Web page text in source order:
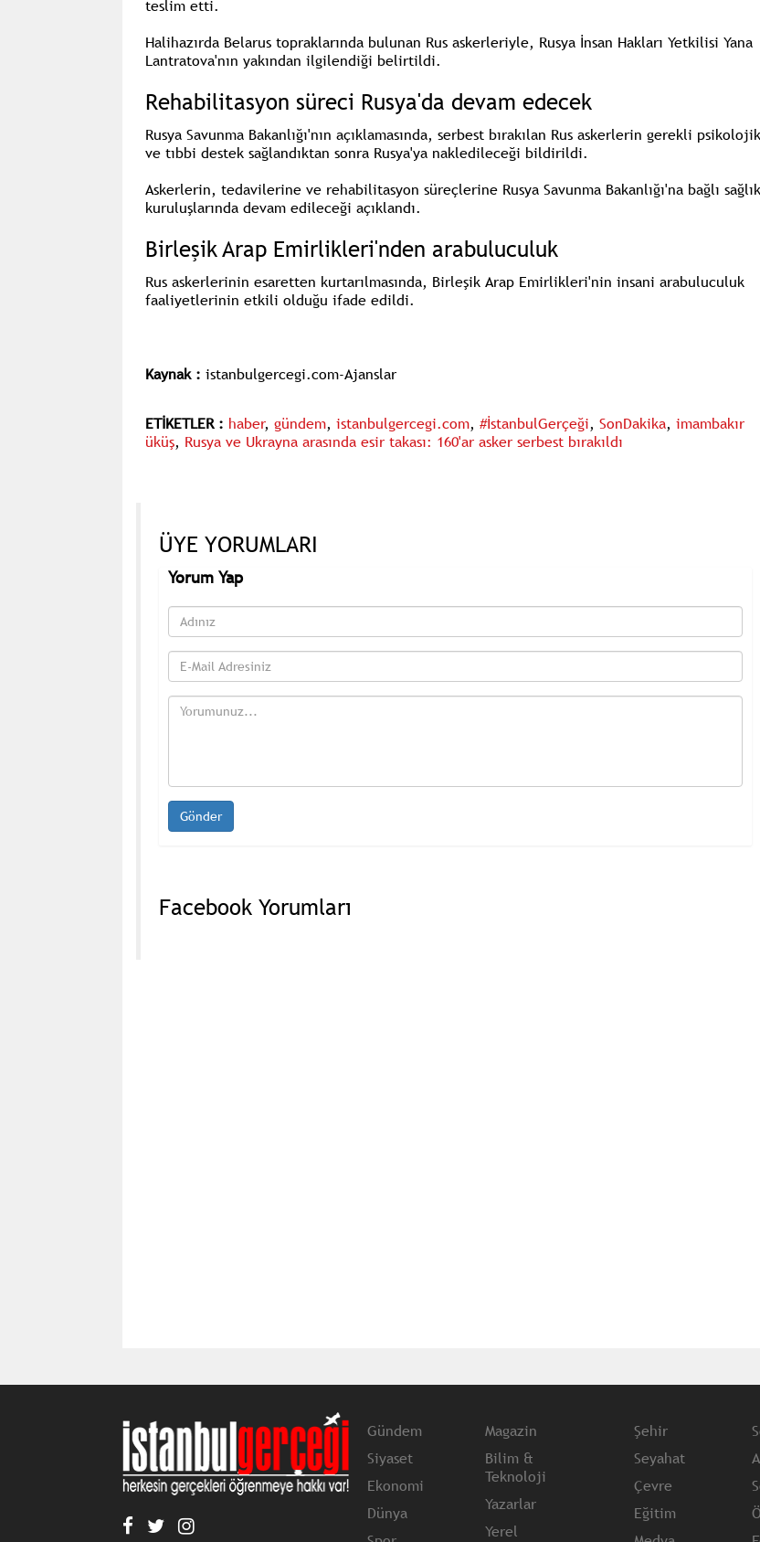
teslim etti.
Halihazırda Belarus topraklarında bulunan Rus askerleriyle, Rusya İnsan Hakları Yetkilisi Yana
Lantratova'nın yakından ilgilendiği belirtildi.
Rehabilitasyon süreci Rusya'da devam edecek
Rusya Savunma Bakanlığı'nın açıklamasında, serbest bırakılan Rus askerlerin gerekli psikolojik
ve tıbbi destek sağlandıktan sonra Rusya'ya nakledileceği bildirildi.
Askerlerin, tedavilerine ve rehabilitasyon süreçlerineRusya Savunma Bakanlığı'na bağlı sağlık
kuruluşlarında devam edileceği açıklandı.
Birleşik Arap Emirlikleri'nden arabuluculuk
Rus askerlerinin esaretten kurtarılmasında, Birleşik Arap Emirlikleri'nin insani arabuluculuk
faaliyetlerinin etkili olduğu ifade edildi.
Kaynak : istanbulgercegi.com-Ajanslar
ETİKETLER : haber, gündem, istanbulgercegi.com, #İstanbulGerçeği, SonDakika, imambakır
üküş, Rusya ve Ukrayna arasında esir takası: 160'ar asker serbest bırakıldı
ÜYE YORUMLARI
Yorum Yap
Facebook Yorumları
Gündem
Siyaset
Ekonomi
Magazin
Bilim &
Teknoloji
Yazarlar
Şehir
Seyahat
Çevre